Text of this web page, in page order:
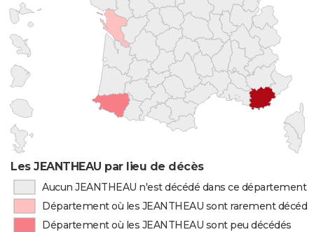
Les JEANTHEAU par lieu de décès
Aucun JEANTHEAU n'est décédé dans ce département
Département où les JEANTHEAU sont rarement
Département où les JEANTHEAU sont peu décédés